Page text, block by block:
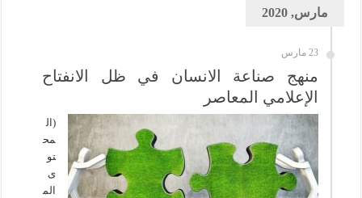
مارس, 2020
23 مارس
منهج صناعة الانسان في ظل الانفتاح
الإعلامي المعاصر
(ال
مح
تو
ى
الم